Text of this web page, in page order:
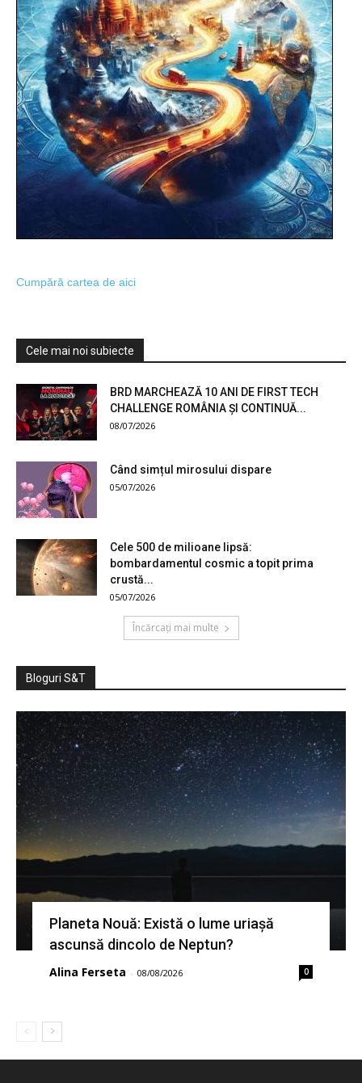
Cumpără cartea de aici
Cele mai noi subiecte
BRD MARCHEAZĂ 10 ANI DE FIRST TECH
CHALLENGE ROMÂNIA ȘI CONTINUĂ...
08/07/2026
Când simțul mirosului dispare
05/07/2026
Cele 500 de milioane lipsă:
bombardamentul cosmic a topit prima
crustă...
05/07/2026
Încărcați mai multe
Bloguri S&T
Planeta Nouă: Există o lume uriașă
ascunsă dincolo de Neptun?
Alina Ferseta - 08/08/2026 0